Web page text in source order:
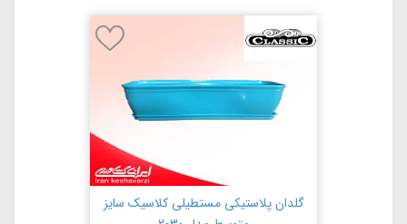
گلدان پلاستیکی مستطیلی کلاسیک سایز